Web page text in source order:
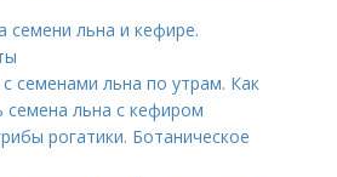
семени льна и кефире.
семенами льна по утрам. Как
семена льна с кефиром
рогатики. Ботаническое